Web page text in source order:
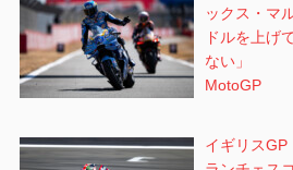
ックス・マ
ドルを上げ
ない」
MotoGP
イギリス